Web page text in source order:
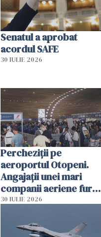
Senatul a aprobat
acordul SAFE
30 IULIE 2026
Percheziții pe
aeroportul Otopeni.
Angajații unei mari
companii aeriene furau
parfumuri, ceasuri și
vânzării
30 IULIE 2026